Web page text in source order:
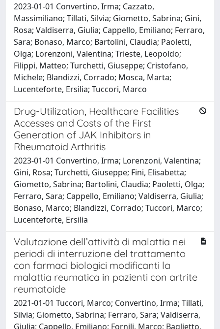
2023-01-01 Convertino, Irma; Cazzato,
Massimiliano; Tillati, Silvia; Giometto, Sabrina; Gini,
Rosa; Valdiserra, Giulia; Cappello, Emiliano; Ferraro,
Sara; Bonaso, Marco; Bartolini, Claudia; Paoletti,
Olga; Lorenzoni, Valentina; Trieste, Leopoldo;
Filippi, Matteo; Turchetti, Giuseppe; Cristofano,
Michele; Blandizzi, Corrado; Mosca, Marta;
Lucenteforte, Ersilia; Tuccori, Marco
Drug-Utilization, Healthcare Facilities
Accesses and Costs of the First
Generation of JAK Inhibitors in
Rheumatoid Arthritis
2023-01-01 Convertino, Irma; Lorenzoni, Valentina;
Gini, Rosa; Turchetti, Giuseppe; Fini, Elisabetta;
Giometto, Sabrina; Bartolini, Claudia; Paoletti, Olga;
Ferraro, Sara; Cappello, Emiliano; Valdiserra, Giulia;
Bonaso, Marco; Blandizzi, Corrado; Tuccori, Marco;
Lucenteforte, Ersilia
Valutazione dell’attività di malattia nei
periodi di interruzione del trattamento
con farmaci biologici modificanti la
malattia reumatica in pazienti con artrite
reumatoide
2021-01-01 Tuccori, Marco; Convertino, Irma; Tillati,
Silvia; Giometto, Sabrina; Ferraro, Sara; Valdiserra,
Giulia; Cappello, Emiliano; Fornili, Marco; Baglietto,